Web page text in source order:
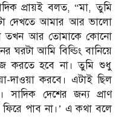
প্রায়ই বলত, “মা, তুমি
দেখতে আমার আর ভালো
তখন আর তোমাকে কোনো
ঘরটা আমি বিল্ডিং বানিয়ে
করতে হবে না। তুমি শুধু
দাওয়া করবে। এটাই ছিল
সাদিক দেশের জন্য প্রাণ
পাব না।’ এ কথা বলে